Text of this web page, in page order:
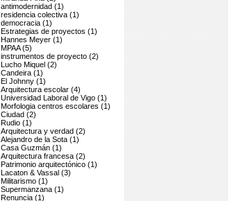
antimodernidad (1)
residencia colectiva (1)
democracia (1)
Estrategias de proyectos (1)
Hannes Meyer (1)
MPAA (5)
instrumentos de proyecto (2)
Lucho Miquel (2)
Candeira (1)
El Johnny (1)
Arquitectura escolar (4)
Universidad Laboral de Vigo (1)
Morfologia centros escolares (1)
Ciudad (2)
Rudio (1)
Arquitectura y verdad (2)
Alejandro de la Sota (1)
Casa Guzmán (1)
Arquitectura francesa (2)
Patrimonio arquitectónico (1)
Lacaton & Vassal (3)
Militarismo (1)
Supermanzana (1)
Renuncia (1)